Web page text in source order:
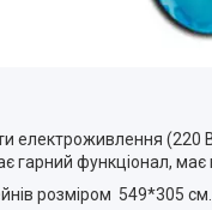
електроживлення
гарний функціонал, має
розміром 549*305 см.